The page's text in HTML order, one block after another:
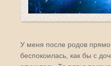
У меня после родов
беспокоилась, как бы с